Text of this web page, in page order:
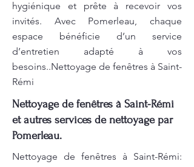
hygiénique et prête à recevoir vos
invités. Avec Pomerleau, chaque
espace bénéficie d’un service
d’entretien adapté à vos
besoins..Nettoyage de fenêtres à Saint-
Rémi
Nettoyage de fenêtres à Saint-Rémi
et autres services de nettoyage par
Pomerleau.
Nettoyage de fenêtres à Saint-Rémi: